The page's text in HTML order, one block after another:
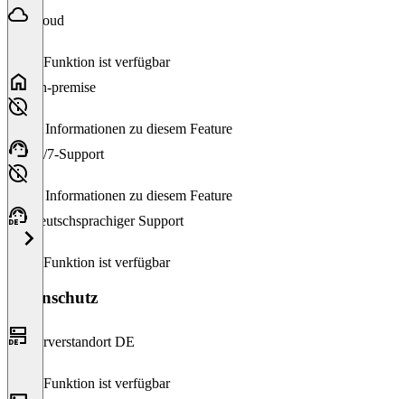
Cloud
Diese Funktion ist verfügbar
On-premise
Keine Informationen zu diesem Feature
24/7-Support
Keine Informationen zu diesem Feature
Deutschsprachiger Support
Diese Funktion ist verfügbar
Datenschutz
Serverstandort DE
Diese Funktion ist verfügbar